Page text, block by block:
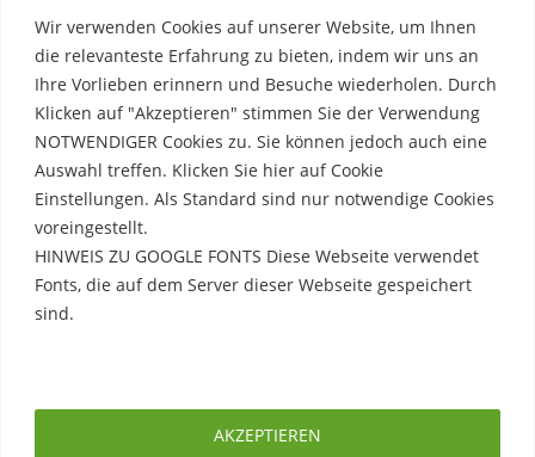
Wir verwenden Cookies auf unserer Website, um Ihnen
die relevanteste Erfahrung zu bieten, indem wir uns an
Ihre Vorlieben erinnern und Besuche wiederholen. Durch
Klicken auf "Akzeptieren" stimmen Sie der Verwendung
NOTWENDIGER Cookies zu. Sie können jedoch auch eine
Auswahl treffen. Klicken Sie hier auf Cookie
Einstellungen. Als Standard sind nur notwendige Cookies
voreingestellt.
HINWEIS ZU GOOGLE FONTS Diese Webseite verwendet
Fonts, die auf dem Server dieser Webseite gespeichert
sind.
AKZEPTIEREN
Impressum
Datenschutzerklärung